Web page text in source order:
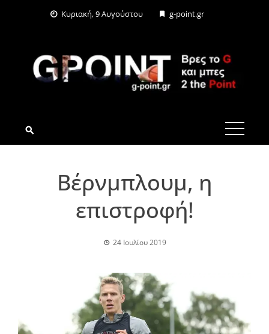
Κυριακή, 9 Αυγούστου g-point.gr
G-POINT.GR
Βέρνμπλουμ, η
επιστροφή!
24 Ιουλίου 2019